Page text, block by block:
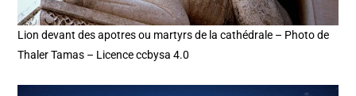
Lion devant des apotres ou martyrs de la cathédrale – Photo de
Thaler Tamas – Licence ccbysa 4.0